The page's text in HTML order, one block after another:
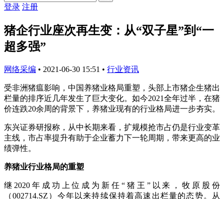
登录 注册
猪企行业座次再生变：从“双子星”到“一
超多强”
网络采编 • 2021-06-30 15:51 • 行业资讯
受非洲猪瘟影响，中国养猪业格局重塑，头部上市猪企生猪出
栏量的排序近几年发生了巨大变化。如今2021全年过半，在猪
价连跌20余周的背景下，养猪业现有的行业格局进一步夯实。
东兴证券研报称，从中长期来看，扩规模抢市占仍是行业变革
主线，市占率提升有助于企业蓄力下一轮周期，带来更高的业
绩弹性。
养猪业行业格局的重塑
继2020年成功上位成为新任“猪王”以来，牧原股份
（002714.SZ）今年以来持续保持着高速出栏量的态势。从